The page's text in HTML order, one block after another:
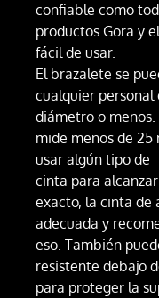
confiable como
productos Gora y
fácil de usar.
El brazalete se
cualquier personal
diámetro o
mide menos de 25
usar algún tipo de
cinta para
exacto, la cinta de
adecuada y
eso. También
resistente debajo
para proteger la